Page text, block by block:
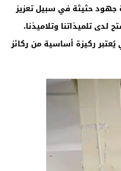
جهود حثيثة في سبيل تعزيز
لدى تلميذاتنا وتلاميذنا،
ركيزة أساسية من ركائز